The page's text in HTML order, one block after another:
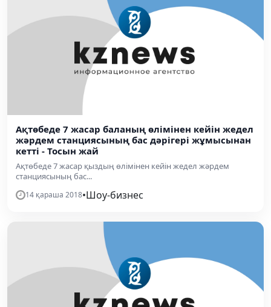
Ақтөбеде 7 жасар баланың өлімінен кейін жедел
жәрдем станциясының бас дәрігері жұмысынан
кетті - Тосын жай
Ақтөбеде 7 жасар қыздың өлімінен кейін жедел жәрдем
станциясының бас...
14 қараша 2018•Шоу-бизнес